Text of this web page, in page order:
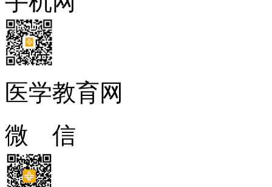
医学教育网
微 信